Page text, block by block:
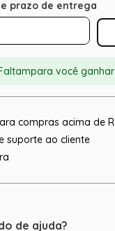
para você ganhar
compras acima de
suporte ao cliente
de ajuda?